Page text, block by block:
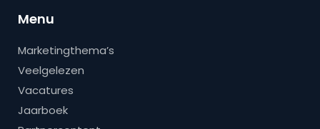
Menu
Marketingthema’s
Veelgelezen
Vacatures
Jaarboek